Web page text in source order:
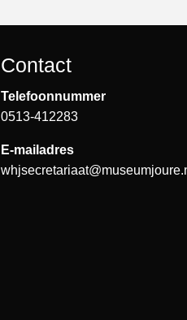
Contact
Telefoonnummer
0513-412283
E-mailadres